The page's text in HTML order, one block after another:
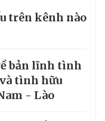
trên kênh nào
bản lĩnh tình
tình hữu
- Lào